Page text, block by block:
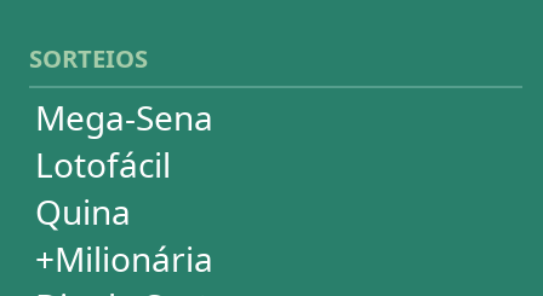
DESDOBRAMENTOS
Mega-Sena
Lotofácil
Quina
+Milionária
Dia de Sorte